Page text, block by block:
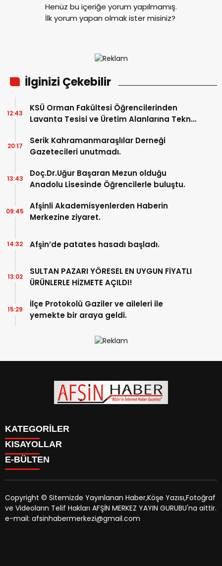
Henüz bu içeriğe yorum yapılmamış.
İlk yorum yapan olmak ister misiniz?
İlginizi Çekebilir
KSÜ Orman Fakültesi Öğrencilerinden
Lavanta Tesisi ve Üretim Alanlarına Teknik
12:43
Serik Kahramanmaraşlılar Derneği
Gazetecileri unutmadı.
20:17
Doç.Dr.Uğur Başaran Mezun olduğu
Anadolu Lisesinde Öğrencilerle buluştu.
13:43
Afşinli Akademisyenlerden Haberin
Merkezine ziyaret.
09:45
Afşin’de patates hasadı başladı.
14:32
SULTAN PAZARI YÖRESEL EN UYGUN FİYATLI
ÜRÜNLERLE HİZMETE AÇILDI!
13:02
İlçe Protokolü Gaziler ve aileleri ile
yemekte bir araya geldi.
15:29
KATEGORİLER
SİYASET
EĞİTİM
MAGAZİN
MANŞETLER
ÖZEL HABER
KISAYOLLAR
SİYASET
EĞİTİM
KÜLTÜR SANAT
MAGAZİN
MANŞETLER
E-BÜLTEN
afsinhaber.com e-bültenine abone olarak, tarafınıza haber,
duyuru ve kampanya içerikli e-postaların gönderilmesini
Copyright © Sitemizde Yayınlanan Haber,Köşe Yazısı,Fotoğraf
ve Videoların Telif Hakları AFŞİN MERKEZ YAYIN GURUBU'na aittir.
e-mail: afsinhabermerkezi@gmail.com